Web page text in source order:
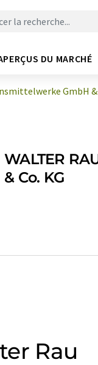
DU MARCHÉ
GmbH &
WALTER
& Co. KG
Rau